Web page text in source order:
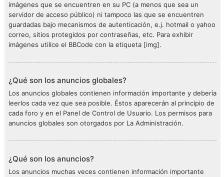
imágenes que se encuentren en su PC (a menos que sea un
servidor de acceso público) ni tampoco las que se encuentren
guardadas bajo mecanismos de autenticación, e.j. hotmail o yahoo
correo, sitios protegidos por contraseñas, etc. Para exhibir
imágenes utilice el BBCode con la etiqueta [img].
¿Qué son los anuncios globales?
Los anuncios globales contienen información importante y debería
leerlos cada vez que sea posible. Éstos aparecerán al principio de
cada foro y en el Panel de Control de Usuario. Los permisos para
anuncios globales son otorgados por La Administración.
¿Qué son los anuncios?
Los anuncios muchas veces contienen información importante